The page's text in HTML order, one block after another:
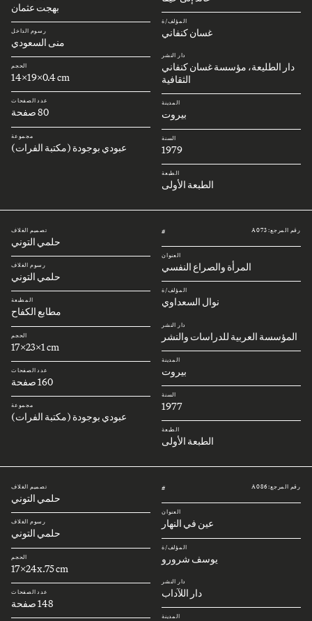
المؤلف/ة
غسان كنفاني
دار النشر
دار الطليعة، مؤسسة غسان كنفاني
الثقافية
المدينة
بيروت
السنة
1979
الطبعة
الطبعة الأولى
بهجت عثمان
رسوم الداخل
منى السعودي
الحجم
14x19x0.4 cm
عدد الصفحات
80 صفحة
مجموعة
عبودي بوجودة (مكتبة الفرات)
رقم المرجع: A073 #
العنوان
المرأة والصراع النفسي
المؤلف/ة
نوال السعداوي
دار النشر
المؤسسة العربية للدراسات والنشر
المدينة
بيروت
السنة
1977
الطبعة
الطبعة الأولى
تصميم الغلاف
حلمي التوني
رسوم الغلاف
حلمي التوني
المطبعة
مطابع الكفاح
الحجم
17x23x1 cm
عدد الصفحات
160 صفحة
مجموعة
عبودي بوجودة (مكتبة الفرات)
رقم المرجع: A086 #
العنوان
عين في النهار
المؤلف/ة
يوسف شرورو
دار النشر
دار اللآداب
المدينة
تصميم الغلاف
حلمي التوني
رسوم الغلاف
حلمي التوني
الحجم
17x24x.75 cm
عدد الصفحات
148 صفحة